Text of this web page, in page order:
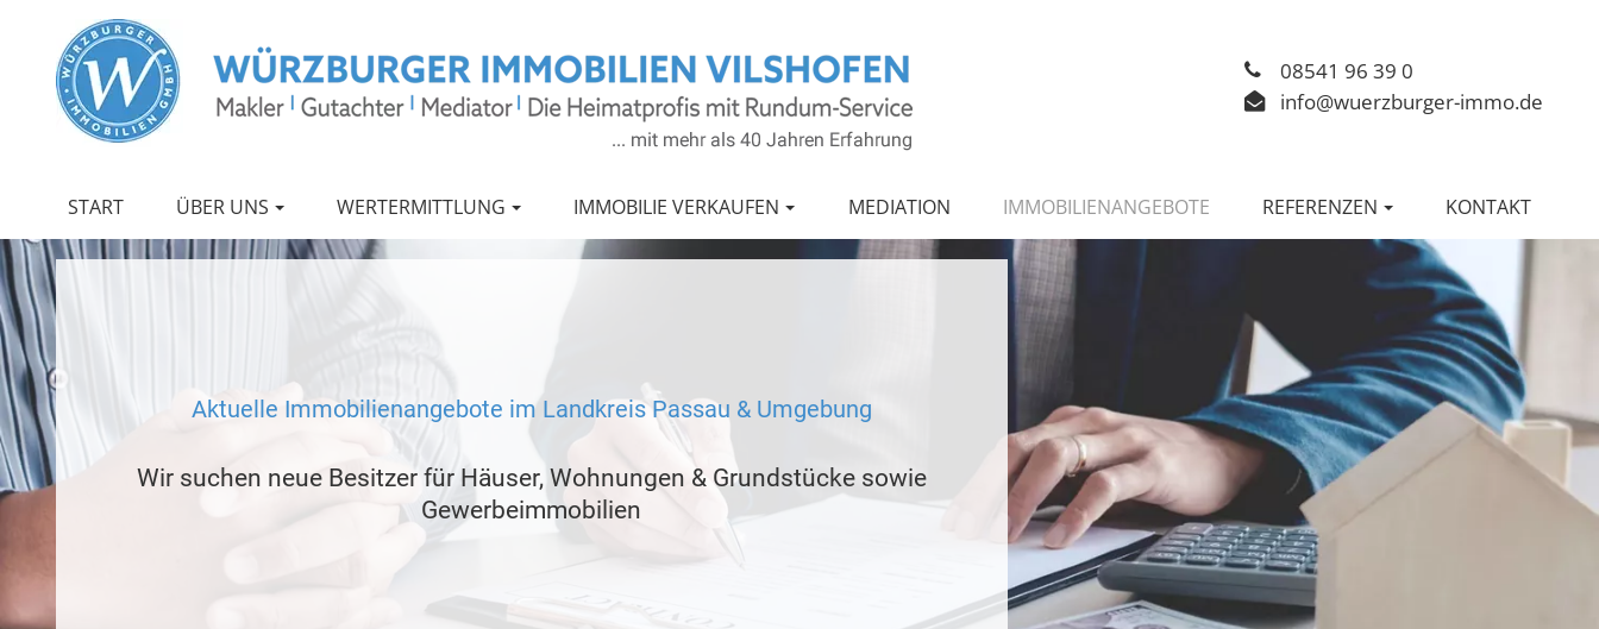
08541 96 39 0
info@wuerzburger-immo.de
START ÜBER UNS WERTERMITTLUNG IMMOBILIE VERKAUFEN MEDIATION IMMOBILIENANGEBOTE REFERENZEN KONTAKT
Aktuelle Immobilienangebote im Landkreis Passau & Umgebung
Wir suchen neue Besitzer für Häuser, Wohnungen & Grundstücke sowie
Gewerbeimmobilien